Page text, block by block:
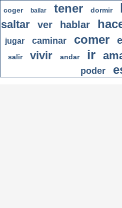
coger bailar tener dormir
saltar
ver hablar
jugar caminar comer
salir vivir andar ir
poder